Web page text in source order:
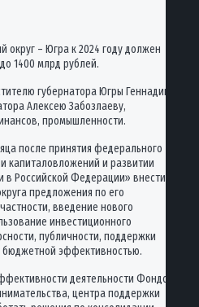
округ – Югра к 2024 году должен
1400 млрд рублей.
губернатора Югры Геннадию
Алексею Забозлаеву,
промышленности.
после принятия федерального
капиталовложений и развитии
Российской Федерации» внести в
предложения по его
введение нового
инвестиционного
публичности, поддержки
бюджетной эффективностью.
деятельности Фондов
центра поддержки